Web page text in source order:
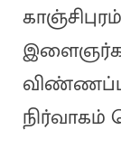
நிர்வாகம்